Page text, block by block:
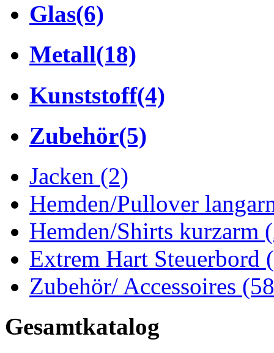
Glas(6)
Metall(18)
Kunststoff(4)
Zubehör(5)
Jacken (2)
Hemden/Pullover
Hemden/Shirts kurzarm
Extrem Hart Steuerbord
Zubehör/ Accessoires
Gesamtkatalog